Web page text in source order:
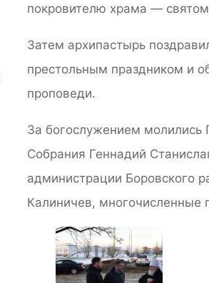
покровителю храма —
Затем архипастырь
престольным праздником и
проповеди.
За богослужением молились
Собрания Геннадий
администрации Боровского
Калиничев, многочисленные